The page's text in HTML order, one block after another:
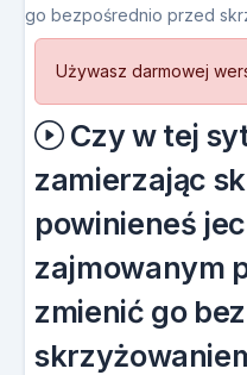
Używasz darmowej
Czy w tej
zamierzając
powinieneś
zajmowanym
zmienić go